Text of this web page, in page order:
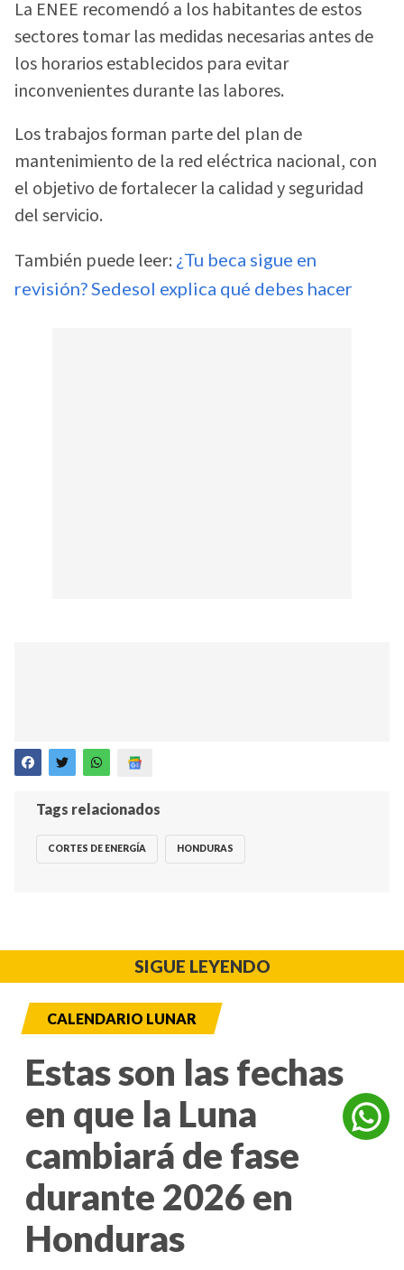
La ENEE recomendó a los habitantes de estos
sectores tomar las medidas necesarias antes de
los horarios establecidos para evitar
inconvenientes durante las labores.
Los trabajos forman parte del plan de
mantenimiento de la red eléctrica nacional, con
el objetivo de fortalecer la calidad y seguridad
del servicio.
También puede leer: ¿Tu beca sigue en
revisión? Sedesol explica qué debes hacer
Tags relacionados
CORTES DE ENERGÍA HONDURAS
SIGUE LEYENDO
CALENDARIO LUNAR
Estas son las fechas
en que la Luna
cambiará de fase
durante 2026 en
Honduras